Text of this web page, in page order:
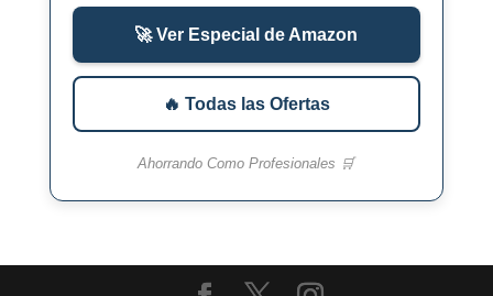
🚀 Ver Especial de Amazon
🔥 Todas las Ofertas
Ahorrando Como Profesionales 🛒